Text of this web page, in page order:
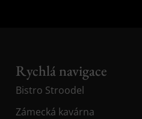
Rychlá navigace
Bistro Stroodel
Zámecká kavárna